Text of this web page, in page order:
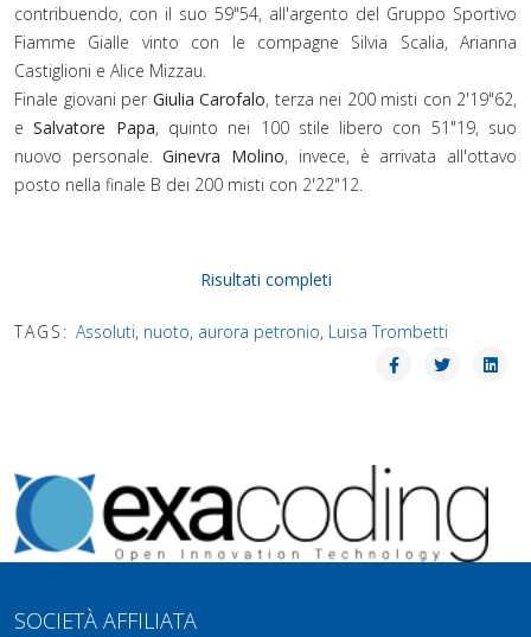
contribuendo, con il suo 59"54, all'argento del Gruppo Sportivo
Fiamme Gialle vinto con le compagne Silvia Scalia, Arianna
Castiglioni e Alice Mizzau.
Finale giovani per Giulia Carofalo, terza nei 200 misti con 2'19"62,
eSalvatore Papa, quinto nei 100 stile libero con 51"19, suo
nuovo personale.
Ginevra Molino, invece, è arrivata all'ottavo
posto nella finale B dei 200 misti con 2'22"12.
Risultati completi
TAGS: Assoluti, nuoto, aurora petronio, Luisa Trombetti
SOCIETÀ AFFILIATA